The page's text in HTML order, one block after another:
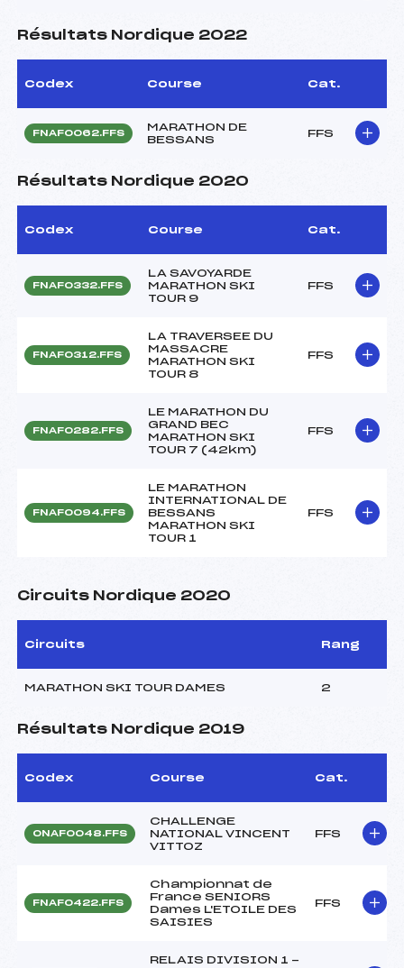
Résultats Nordique 2022
Codex Course Cat.
FNAF0062.FFS
MARATHON DE
BESSANS
FFS
Résultats Nordique 2020
Codex Course Cat.
FNAF0332.FFS
LA SAVOYARDE
MARATHON SKI
TOUR 9
FFS
FNAF0312.FFS
LA TRAVERSEE DU
MASSACRE
MARATHON SKI
TOUR 8
FFS
FNAF0282.FFS
LE MARATHON DU
GRAND BEC
MARATHON SKI
TOUR 7 (42km)
FFS
FNAF0094.FFS
LE MARATHON
INTERNATIONAL DE
BESSANS
MARATHON SKI
TOUR 1
FFS
Circuits Nordique 2020
Circuits Rang
MARATHON SKI TOUR DAMES 2
Résultats Nordique 2019
Codex Course Cat.
ONAF0048.FFS
CHALLENGE
NATIONAL VINCENT
VITTOZ
FFS
FNAF0422.FFS
Championnat de
France SENIORS
Dames L'ETOILE DES
SAISIES
FFS
RELAIS DIVISION 1 -